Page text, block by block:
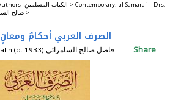
Arabic: Selected Muslim Authors الكتاب المسلمين > Contemporary: al-Samara'i - Drs.
Fadil Saleh & Saleh Madhi صالح السامرائي >
Sarf al-Arabiyah الصرف العربي أحكامٌ ومعانٍ
By: Samarra'i, Fadil Salih (b. 1933) فاضل صالح السامرائي Share